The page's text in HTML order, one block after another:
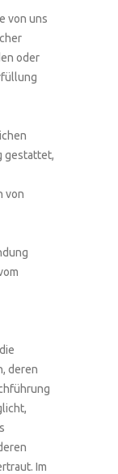
von uns
oder
gestattet,
von
deren
Im